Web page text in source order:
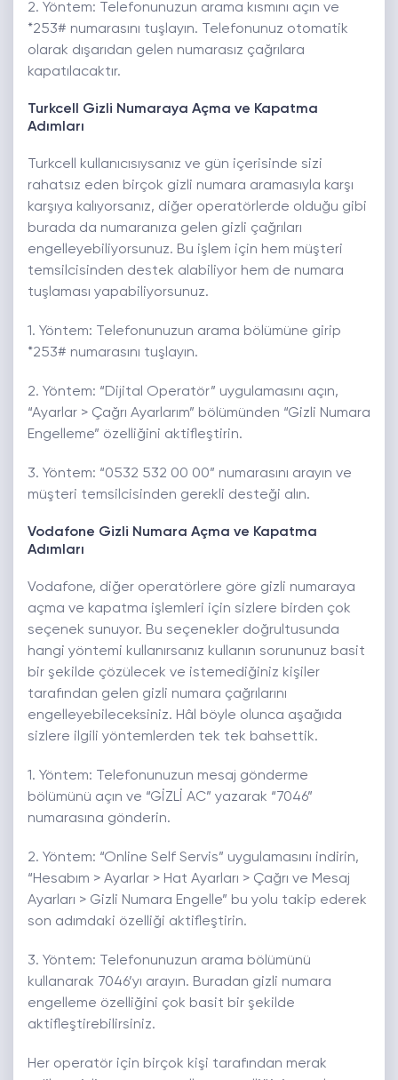
2. Yöntem: Telefonunuzun arama kısmını açın ve
*253# numarasını tuşlayın. Telefonunuz otomatik
olarak dışarıdan gelen numarasız çağrılara
kapatılacaktır.
Turkcell Gizli Numaraya Açma ve Kapatma
Adımları
Turkcell kullanıcısıysanız ve gün içerisinde sizi
rahatsız eden birçok gizli numara aramasıyla karşı
karşıya kalıyorsanız, diğer operatörlerde olduğu gibi
burada da numaranıza gelen gizli çağrıları
engelleyebiliyorsunuz. Bu işlem için hem müşteri
temsilcisinden destek alabiliyor hem de numara
tuşlaması yapabiliyorsunuz.
1. Yöntem: Telefonunuzun arama bölümüne girip
*253# numarasını tuşlayın.
2. Yöntem: “Dijital Operatör” uygulamasını açın,
“Ayarlar > Çağrı Ayarlarım” bölümünden “Gizli Numara
Engelleme” özelliğini aktifleştirin.
3. Yöntem: “0532 532 00 00” numarasını arayın ve
müşteri temsilcisinden gerekli desteği alın.
Vodafone Gizli Numara Açma ve Kapatma
Adımları
Vodafone, diğer operatörlere göre gizli numaraya
açma ve kapatma işlemleri için sizlere birden çok
seçenek sunuyor. Bu seçenekler doğrultusunda
hangi yöntemi kullanırsanız kullanın sorununuz basit
bir şekilde çözülecek ve istemediğiniz kişiler
tarafından gelen gizli numara çağrılarını
engelleyebileceksiniz. Hâl böyle olunca aşağıda
sizlere ilgili yöntemlerden tek tek bahsettik.
1. Yöntem: Telefonunuzun mesaj gönderme
bölümünü açın ve “GİZLİ AC” yazarak “7046”
numarasına gönderin.
2. Yöntem: “Online Self Servis” uygulamasını indirin,
“Hesabım > Ayarlar > Hat Ayarları > Çağrı ve Mesaj
Ayarları > Gizli Numara Engelle” bu yolu takip ederek
son adımdaki özelliği aktifleştirin.
3. Yöntem: Telefonunuzun arama bölümünü
kullanarak 7046’yı arayın. Buradan gizli numara
engelleme özelliğini çok basit bir şekilde
aktifleştirebilirsiniz.
Her operatör için birçok kişi tarafından merak